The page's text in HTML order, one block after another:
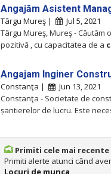
Angajăm Asistent
Târgu Mureş |
Jul 5, 2021
Târgu Mureş, Mureş - Căutăm
pozitivă , cu capacitatea de a
Angajam Inginer
Constanţa |
Jun 13, 2021
Constanţa - Societate de
șantierelor de lucru. Este
Primiti cele mai
Primiti alerte atunci când
Locuri de munca